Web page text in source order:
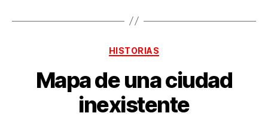
Categorías
HISTORIAS
Mapa de una ciudad
inexistente